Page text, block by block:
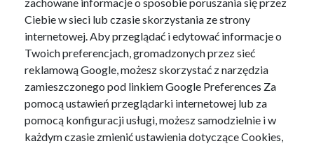
Ciebie w sieci lub czasie skorzystania ze strony
internetowej. Aby przeglądać i edytować informacje o
Twoich preferencjach, gromadzonych przez sieć
reklamową Google, możesz skorzystać z narzędzia
zamieszczonego pod linkiem Google Preferences Za
pomocą ustawień przeglądarki internetowej lub za
pomocą konfiguracji usługi, możesz samodzielnie i w
każdym czasie zmienić ustawienia dotyczące Cookies,